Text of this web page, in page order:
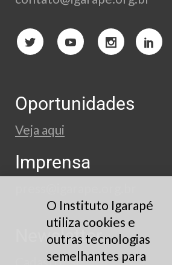
Oportunidades
Veja aqui
Imprensa
Newsletter
Cadastre-se
O Instituto Igarapé
utiliza cookies e
outras tecnologias
semelhantes para